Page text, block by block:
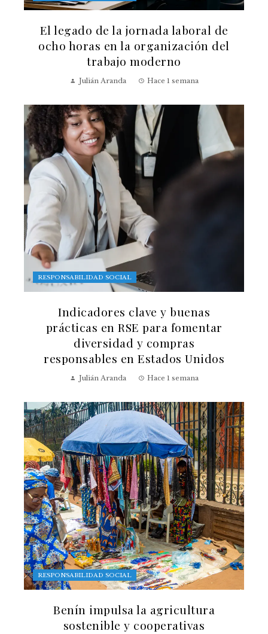
El legado de la jornada laboral de
ocho horas en la organización del
trabajo moderno
Julián Aranda Hace 1 semana
RESPONSABILIDAD SOCIAL
Indicadores clave y buenas
prácticas en RSE para fomentar
diversidad y compras
responsables en Estados Unidos
Julián Aranda Hace 1 semana
RESPONSABILIDAD SOCIAL
Benín impulsa la agricultura
sostenible y cooperativas